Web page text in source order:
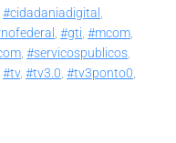
#cidadaniadigital ,
, #gti, #mcom,
, #servicospublicos,
#tv, #tv3.0, #tv3ponto0,